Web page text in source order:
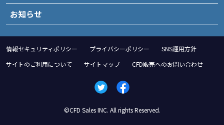
お知らせ
情報セキュリティポリシー プライバシーポリシー
SNS運用方針
サイトのご利用について
サイトマップ CFD販売へのお問い合わせ
©CFD Sales INC. All rights Reserved.